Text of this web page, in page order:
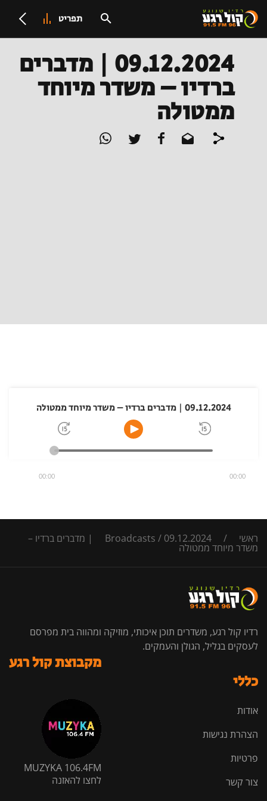
תפריט
09.12.2024 | מדברים
ברדיו – משדר מיוחד
ממטולה
09.12.2024 | מדברים ברדיו – משדר מיוחד ממטולה
00:00
00:00
ראשי /
Broadcasts / 09.12.2024 | מדברים ברדיו –
משדר מיוחד ממטולה
רדיו קול רגע, משדרים תוכן איכותי, מוזיקה ומהווה בית מפרסם
לעסקים בגליל, הגולן והעמקים.
כללי
אודות
הצהרת נגישות
פרטיות
צור קשר
מקבוצת קול רגע
MUZYKA 106.4FM
לחצו להאזנה